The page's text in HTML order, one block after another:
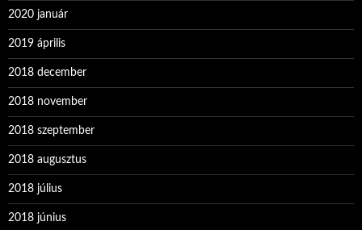
2020 január
2019 április
2018 december
2018 november
2018 szeptember
2018 augusztus
2018 július
2018 június